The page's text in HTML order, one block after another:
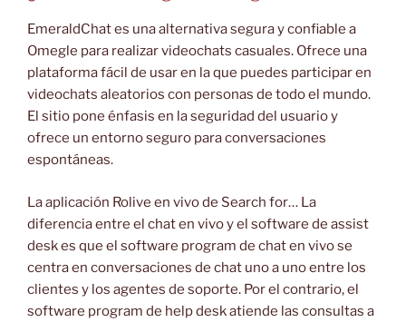
EmeraldChat es una alternativa segura y confiable a
Omegle para realizar videochats casuales. Ofrece una
plataforma fácil de usar en la que puedes participar en
videochats aleatorios con personas de todo el mundo.
El sitio pone énfasis en la seguridad del usuario y
ofrece un entorno seguro para conversaciones
espontáneas.
La aplicación Rolive en vivo de Search for… La
diferencia entre el chat en vivo y el software de assist
desk es que el software program de chat en vivo se
centra en conversaciones de chat uno a uno entre los
clientes y los agentes de soporte. Por el contrario, el
software program de help desk atiende las consultas a